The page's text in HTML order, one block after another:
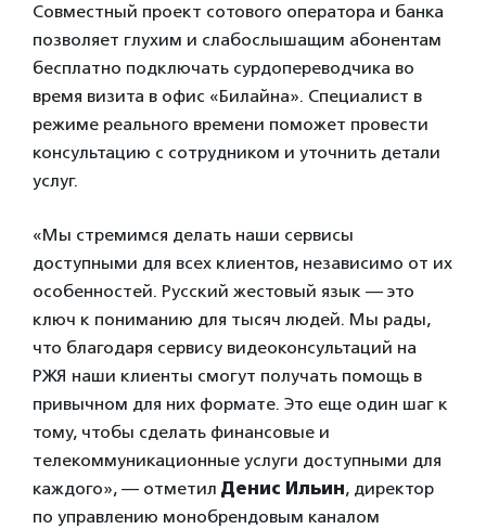
Совместный проект сотового оператора и банка
позволяет глухим и слабослышащим абонентам
бесплатно подключать сурдопереводчика во
время визита в офис «Билайна». Специалист в
режиме реального времени поможет провести
консультацию с сотрудником и уточнить детали
услуг.
«Мы стремимся делать наши сервисы
доступными для всех клиентов, независимо от их
особенностей. Русский жестовый язык — это
ключ к пониманию для тысяч людей. Мы рады,
что благодаря сервису видеоконсультаций на
РЖЯ наши клиенты смогут получать помощь в
привычном для них формате. Это еще один шаг к
тому, чтобы сделать финансовые и
телекоммуникационные услуги доступными для
каждого», — отметил Денис Ильин, директор
по управлению монобрендовым каналом